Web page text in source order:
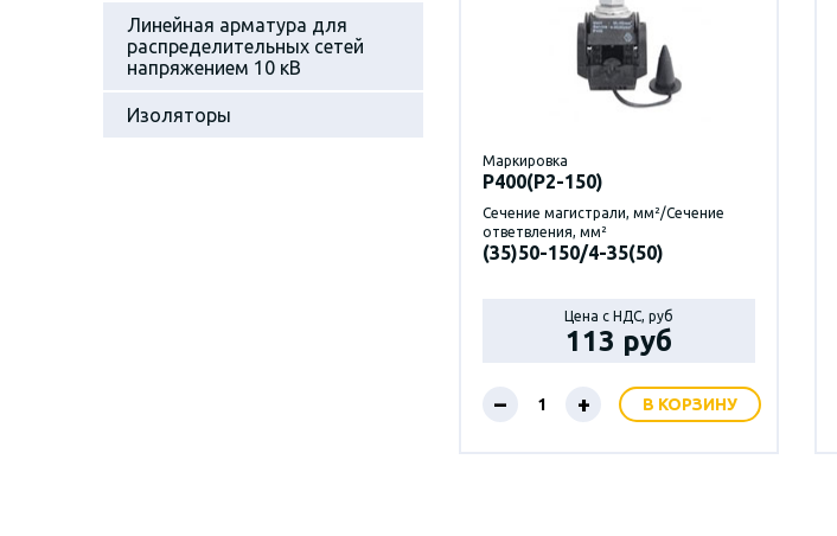
Линейная арматура для
распределительных сетей
напряжением 10 кВ
Изоляторы
Маркировка
P400(Р2-150)
Сечение магистрали, мм²/Сечение
ответвления, мм²
(35)50-150/4-35(50)
Цена с НДС, руб
113 руб
– + В КОРЗИНУ